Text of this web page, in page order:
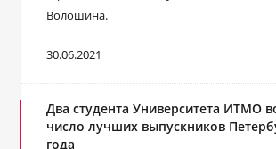
Волошина.
30.06.2021
Два студента Университета ИТМО
число лучших выпускников
года